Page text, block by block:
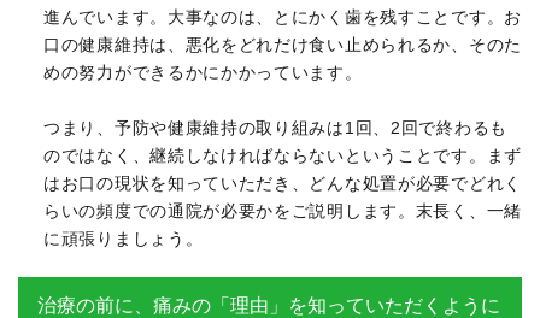
進んでいます。大事なのは、とにかく歯を残すことです。お
口の健康維持は、悪化をどれだけ食い止められるか、そのた
めの努力ができるかにかかっています。
つまり、予防や健康維持の取り組みは1回、2回で終わるも
のではなく、継続しなければならないということです。まず
はお口の現状を知っていただき、どんな処置が必要でどれく
らいの頻度での通院が必要かをご説明します。末長く、一緒
に頑張りましょう。
治療の前に、痛みの「理由」を知っていただくように